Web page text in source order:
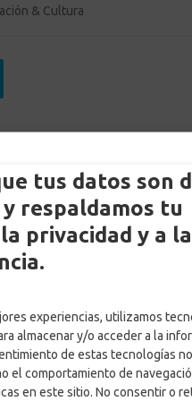
tus datos son
respaldamos tu
privacidad y a la
experiencias, utilizamos
almacenar y/o acceder a la
de estas tecnologías
el comportamiento de
en este sitio. No consentir o
& Cultura
asignados al
Posted on18 octubre,